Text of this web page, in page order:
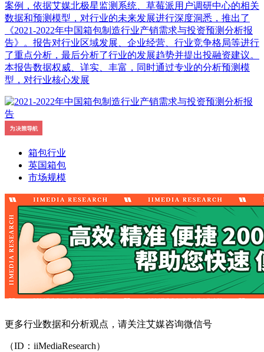
案例，依据艾媒北极星监测系统、草莓派用户调研中心的相关
数据和预测模型，对行业的未来发展进行深度洞悉，推出了
《2021-2022年中国箱包制造行业产销需求与投资预测分析报
告》。报告对行业区域发展、企业经营、行业竞争格局等进行
了重点分析，最后分析了行业的发展趋势并提出投融资建议。
本报告数据权威、详实、丰富，同时通过专业的分析预测模
型，对行业核心发展
箱包行业
英国箱包
市场规模
更多行业数据和分析观点，请关注艾媒咨询微信号
（ID：iiMediaResearch）